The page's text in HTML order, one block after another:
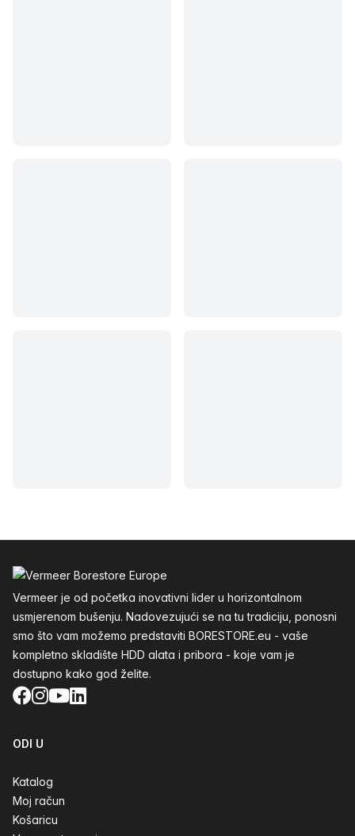
Vermeer je od početka inovativni lider u horizontalnom
usmjerenom bušenju. Nadovezujući se na tu tradiciju, ponosni
smo što vam možemo predstaviti BORESTORE.eu - vaše
kompletno skladište HDD alata i pribora - koje vam je
dostupno kako god želite.
Facebook
Instagram
YouTube
LinkedIn
ODI U
Katalog
Moj račun
Košaricu